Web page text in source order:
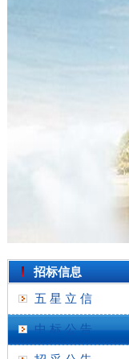
招标信息
五 星 立 信
中 标 公 告